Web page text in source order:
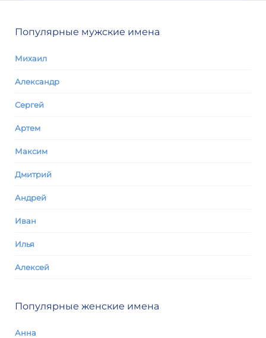
Популярные мужские имена
Михаил
Александр
Сергей
Артем
Максим
Дмитрий
Андрей
Иван
Илья
Алексей
Популярные женские имена
Анна